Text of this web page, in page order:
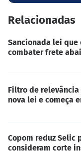
Relacionadas
Sancionada lei que
combater frete
Filtro de
nova lei e começa
Copom reduz Selic
consideram corte